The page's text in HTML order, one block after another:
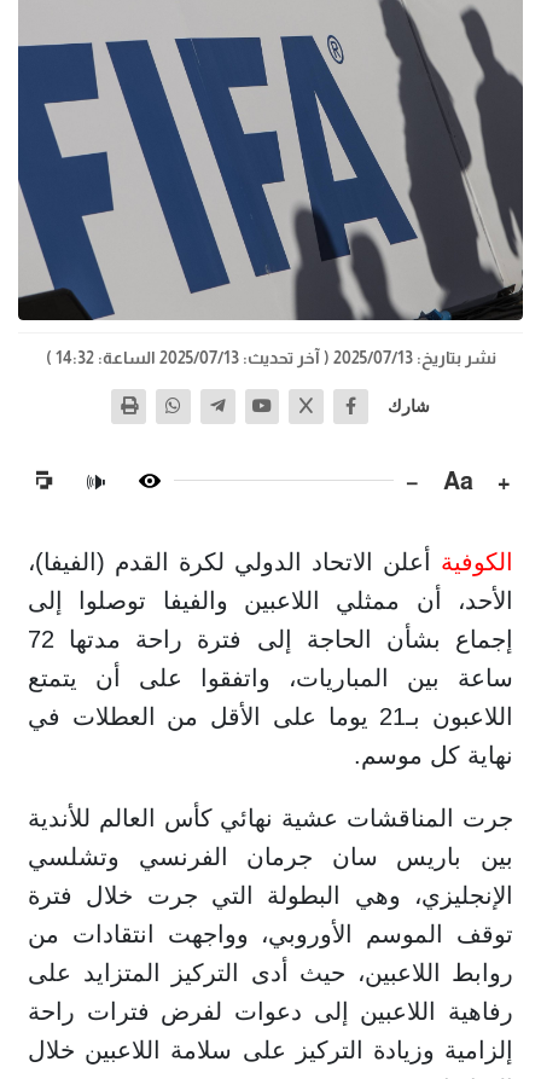
نشر بتاريخ: 2025/07/13 ( آخر تحديث: 2025/07/13 الساعة: 14:32 )
شارك
+
Aa
−
🔊
الكوفية أعلن الاتحاد الدولي لكرة القدم (الفيفا)،
الأحد، أن ممثلي اللاعبين والفيفا توصلوا إلى
إجماع بشأن الحاجة إلى فترة راحة مدتها 72
ساعة بين المباريات، واتفقوا على أن يتمتع
اللاعبون بـ21 يوما على الأقل من العطلات في
نهاية كل موسم.
جرت المناقشات عشية نهائي كأس العالم للأندية
بين باريس سان جرمان الفرنسي وتشلسي
الإنجليزي، وهي البطولة التي جرت خلال فترة
توقف الموسم الأوروبي، وواجهت انتقادات من
روابط اللاعبين، حيث أدى التركيز المتزايد على
رفاهية اللاعبين إلى دعوات لفرض فترات راحة
إلزامية وزيادة التركيز على سلامة اللاعبين خلال